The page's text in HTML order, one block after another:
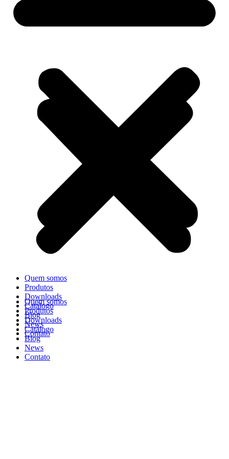
Quem somos
Produtos
Downloads
Catálogo
Blog
News
Contato
Quem somos
Produtos
Downloads
Catálogo
Blog
News
Contato